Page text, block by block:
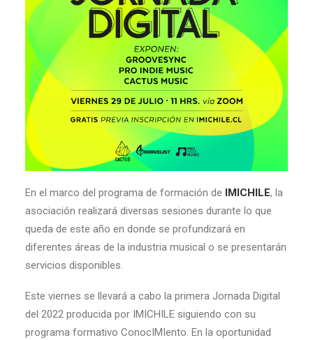
En el marco del programa de formación de IMICHILE, la
asociación realizará diversas sesiones durante lo que
queda de este año en donde se profundizará en
diferentes áreas de la industria musical o se presentarán
servicios disponibles.
Este viernes se llevará a cabo la primera Jornada Digital
del 2022 producida por IMICHILE siguiendo con su
programa formativo ConocIMIento. En la oportunidad